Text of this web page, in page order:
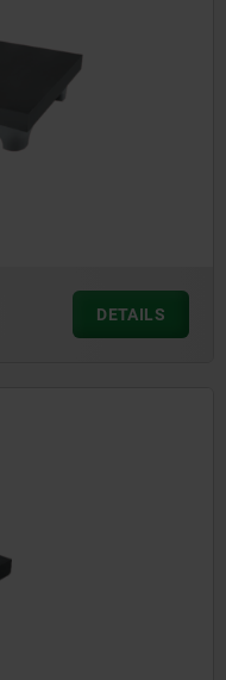
DETAILS